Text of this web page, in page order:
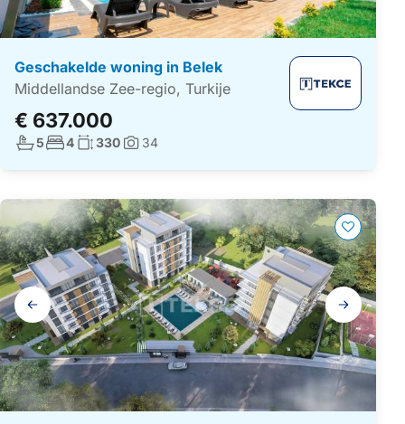
Geschakelde woning in Belek
Middellandse Zee-regio, Turkije
€ 637.000
Aantal badkamers:
5Aantal slaapkamers:
4Woonoppervlakte:
330Foto's:
34
Galerij
navigatie